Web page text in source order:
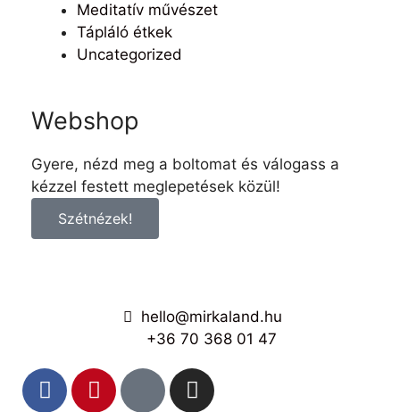
Meditatív művészet
Tápláló étkek
Uncategorized
Webshop
Gyere, nézd meg a boltomat és válogass a
kézzel festett meglepetések közül!
Szétnézek!
hello@mirkaland.hu
+36 70 368 01 47